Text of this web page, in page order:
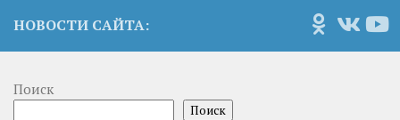
НОВОСТИ САЙТА:
Поиск
Поиск